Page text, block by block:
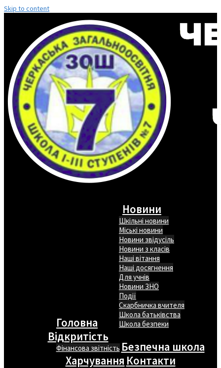
Skip to content
Головна
Новини
Шкільні новини
Міські новини
Новини звідусіль
Новини з класів
Наші вітання
Наші досягнення
Для учнів
Новини ЗНО
Події
Скарбничка вчителя
Школа батьківства
Школа безпеки
Відкритість
Фінансова звітність Безпечна школа
Харчування Контакти